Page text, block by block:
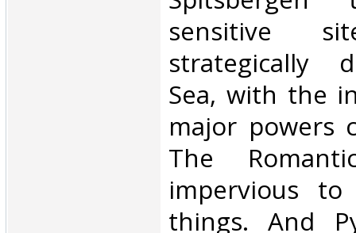
sensitive
strategically
Sea, with the
major powers
The
impervious
things. And